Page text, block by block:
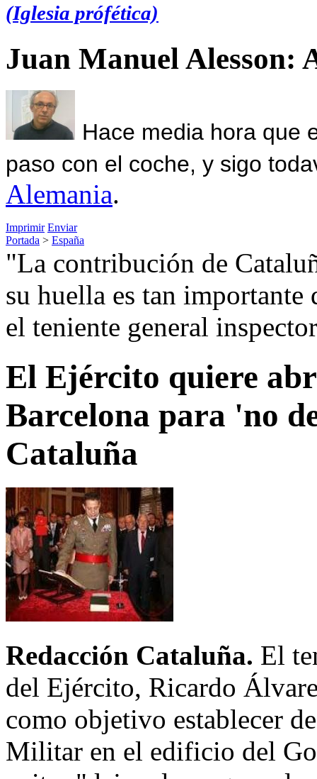
(Iglesia prófética)
Juan Manuel Alesson:
Hace media hora que
paso con el coche, y sigo
Alemania.
Imprimir Enviar
Portada > España
"La contribución de
su huella es tan importante
el teniente general
El Ejército quiere
Barcelona para 'no
Cataluña
Redacción Cataluña. El
del Ejército, Ricardo
como objetivo establecer
Militar en el edificio del